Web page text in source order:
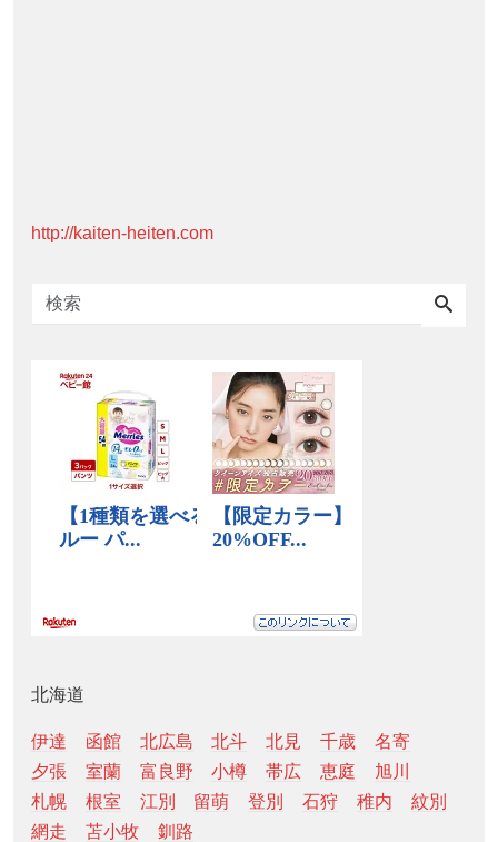
http://kaiten-heiten.com
北海道
伊達 函館 北広島 北斗 北見 千歳
名寄
夕張
室蘭 富良野 小樽 帯広 恵庭
旭川
札幌
根室 江別 留萌 登別 石狩 稚内
紋別
網走
苫小牧 釧路